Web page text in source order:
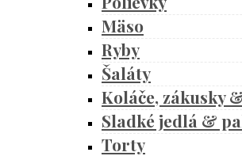
Mäso
Ryby
Šaláty
Koláče, zákusky
Sladké jedlá &
Torty